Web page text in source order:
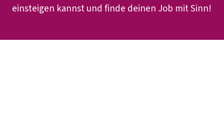
einsteigen kannst und finde deinen Job mit Sinn!